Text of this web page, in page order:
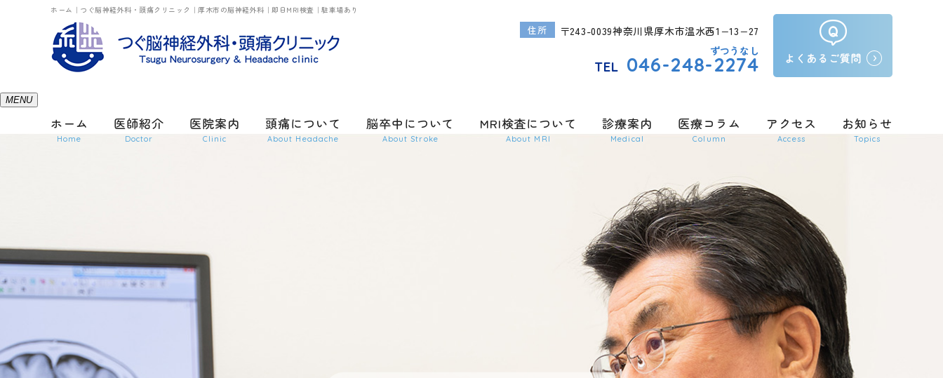
ホーム｜つぐ脳神経外科・頭痛クリニック｜厚木市の脳神経外科｜即日MRI検査｜駐車場あり
〒243-0039神奈川県厚木市温水西1−13−27
ずつうなし
TEL 046-248-2274
MENU
ホーム
Home
医師紹介
Doctor
医院案内
Clinic
頭痛について
About Headache
脳卒中について
About Stroke
MRI検査について
About MRI
診療案内
Medical
医療コラム
Column
アクセス
Access
お知らせ
Topics